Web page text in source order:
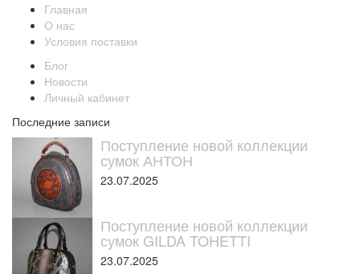
Главная
О нас
Условия поставки
Блог
Новости
Личный кабинет
Последние записи
Поступление новой коллекции
сумок АНТОН
23.07.2025
Поступление новой коллекции
сумок GILDA TOHETTI
23.07.2025